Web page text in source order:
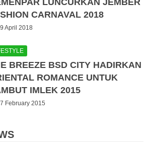
LUNCURKAN JEMBER
CARNAVAL 2018
April 2018
BREEZE BSD CITY HADIRKAN
ROMANCE UNTUK
IMLEK 2015
February 2015